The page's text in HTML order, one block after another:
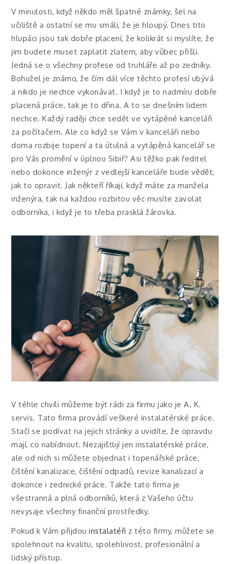
V minulosti, když někdo měl špatné známky, šel na
učiliště a ostatní se mu smáli, že je hloupý. Dnes tito
hlupáci jsou tak dobře placení, že kolikrát si myslíte, že
jim budete muset zaplatit zlatem, aby vůbec přišli.
Jedná se o všechny profese od truhláře až po zedníky.
Bohužel je známo, že čím dál více těchto profesí ubývá
a nikdo je nechce vykonávat. I když je to nadmíru dobře
placená práce, tak je to dřina. A to se dnešním lidem
nechce. Každý raději chce sedět ve vytápěné kanceláři
za počítačem. Ale co když se Vám v kanceláři nebo
doma rozbije topení a ta útulná a vytápěná kancelář se
pro Vás promění v úplnou Sibiř? Asi těžko pak ředitel
nebo dokonce inženýr z vedlejší kanceláře bude vědět,
jak to opravit. Jak někteří říkají, když máte za manžela
inženýra, tak na každou rozbitou věc musíte zavolat
odborníka, i když je to třeba prasklá žárovka.
V téhle chvíli můžeme být rádi za firmu jako je A. K.
servis. Tato firma provádí veškeré instalatérské práce.
Stačí se podívat na jejich stránky a uvidíte, že opravdu
mají, co nabídnout. Nezajišťují jen instalatérské práce,
ale od nich si můžete objednat i topenářské práce,
čištění kanalizace, čištění odpadů, revize kanalizací a
dokonce i zednické práce. Takže tato firma je
všestranná a plná odborníků, která z Vašeho účtu
nevysaje všechny finanční prostředky.
Pokud k Vám přijdouinstalatéři z této firmy, můžete se
spolehnout na kvalitu, spolehlivost, profesionální a
lidský přístup.